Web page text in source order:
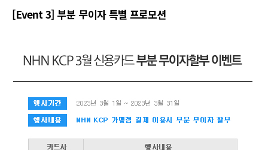
[Event 3] 부분 무이자 특별 프로모션